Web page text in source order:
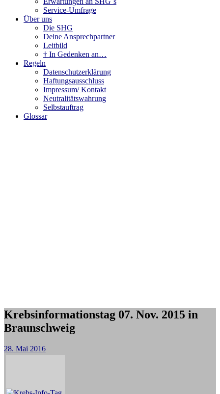
Service-Umfrage
Über uns
Die SHG
Deine Ansprechpartner
Leitbild
† In Gedenken an…
Regeln
Datenschutzerklärung
Haftungsausschluss
Impressum/ Kontakt
Neutralitätswahrung
Selbstauftrag
Glossar
Krebsinformationstag 07. Nov. 2015 in
Braunschweig
28. Mai 2016